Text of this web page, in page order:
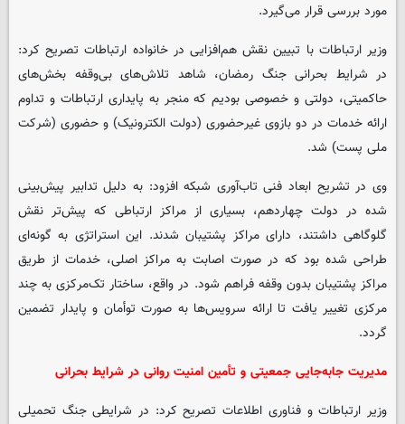
مورد بررسی قرار می‌گیرد.
وزیر ارتباطات با تبیین نقش هم‌افزایی در خانواده ارتباطات تصریح کرد:
در شرایط بحرانی جنگ رمضان، شاهد تلاش‌های بی‌وقفه‌ بخش‌های
حاکمیتی، دولتی و خصوصی بودیم که منجر به پایداری ارتباطات و تداوم
ارائه خدمات در دو بازوی غیرحضوری (دولت الکترونیک) و حضوری (شرکت
ملی پست) شد.
وی در تشریح ابعاد فنی تاب‌آوری شبکه افزود: به دلیل تدابیر پیش‌بینی
شده در دولت چهاردهم، بسیاری از مراکز ارتباطی که پیش‌تر نقش
گلوگاهی داشتند، دارای مراکز پشتیبان شدند. این استراتژی به گونه‌ای
طراحی شده بود که در صورت اصابت به مراکز اصلی، خدمات از طریق
مراکز پشتیبان بدون وقفه فراهم شود. در واقع، ساختار تک‌مرکزی به چند
مرکزی تغییر یافت تا ارائه سرویس‌ها به صورت توأمان و پایدار تضمین
گردد.
مدیریت جابه‌جایی جمعیتی و تأمین امنیت روانی در شرایط بحرانی
وزیر ارتباطات و فناوری اطلاعات تصریح کرد: در شرایطی جنگ تحمیلی